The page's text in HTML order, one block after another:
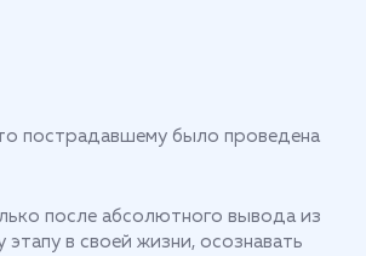
пострадавшему было проведена
после абсолютного вывода из
в своей жизни, осознавать